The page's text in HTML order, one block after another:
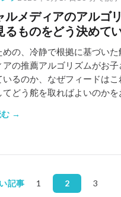
ルメディアのアルゴ
るものをどう決めて
めの、冷静で根拠に基づい
アの推薦アルゴリズムがお
いるのか、なぜフィードは
どう舵を取ればよいのかを
む →
記事 1 2 3